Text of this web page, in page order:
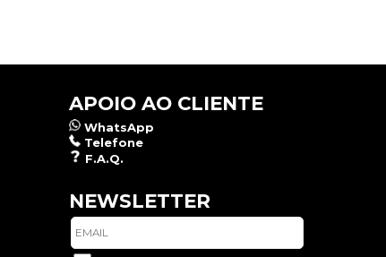
product
APOIO AO CLIENTE
WhatsApp
Telefone
F.A.Q.
NEWSLETTER